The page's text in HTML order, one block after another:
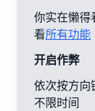
你实在懒得
看所有功能
开启作弊
依次按方
不限时间